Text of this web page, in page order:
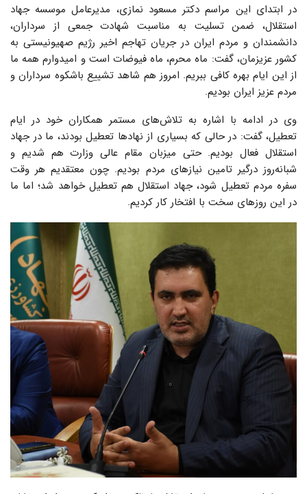
در ابتدای این مراسم دکتر مسعود نمازی، مدیرعامل موسسه جهاد
استقلال، ضمن تسلیت به مناسبت شهادت جمعی از سرداران،
دانشمندان و مردم ایران در جریان تهاجم اخیر رژیم صهیونیستی به
کشور عزیزمان، گفت: ماه محرم، ماه فیوضات است و امیدوارم همه ما
از این ایام بهره کافی ببریم. امروز هم شاهد تشییع باشکوه سرداران و
مردم عزیز ایران بودیم.
وی در ادامه با اشاره به تلاش‌های مستمر همکاران خود در ایام
تعطیل، گفت: در حالی که بسیاری از نهادها تعطیل بودند، ما در جهاد
استقلال فعال بودیم. حتی میزبان مقام عالی وزارت هم شدیم و
شبانه‌روز درگیر تامین نیازهای مردم بودیم. چون معتقدیم هر وقت
سفره مردم تعطیل شود، جهاد استقلال هم تعطیل خواهد شد؛ اما ما
در این روزهای سخت با افتخار کار کردیم.